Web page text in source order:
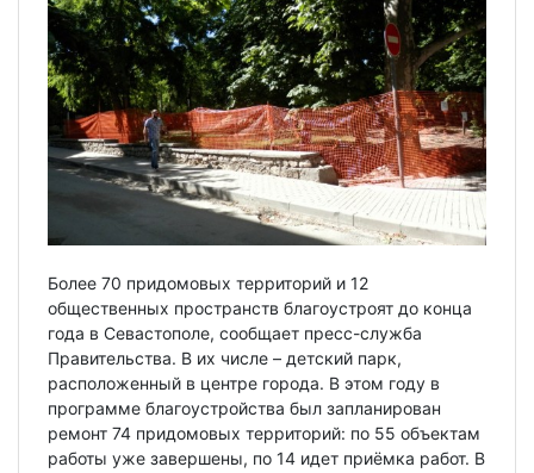
Более 70 придомовых территорий и 12
общественных пространств благоустроят до конца
года в Севастополе, сообщает пресс-служба
Правительства. В их числе – детский парк,
расположенный в центре города. В этом году в
программе благоустройства был запланирован
ремонт 74 придомовых территорий: по 55 объектам
работы уже завершены, по 14 идет приёмка работ. В